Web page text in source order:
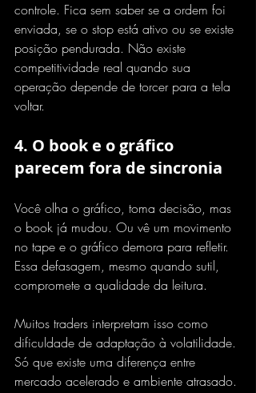
controle. Fica sem saber se a ordem foi
enviada, se o stop está ativo ou se existe
posição pendurada. Não existe
competitividade real quando sua
operação depende de torcer para a tela
voltar.
4. O book e o gráfico
parecem fora de sincronia
Você olha o gráfico, toma decisão, mas
o book já mudou. Ou vê um movimento
no tape e o gráfico demora para refletir.
Essa defasagem, mesmo quando sutil,
compromete a qualidade da leitura.
Muitos traders interpretam isso como
dificuldade de adaptação à volatilidade.
Só que existe uma diferença entre
mercado acelerado e ambiente atrasado.